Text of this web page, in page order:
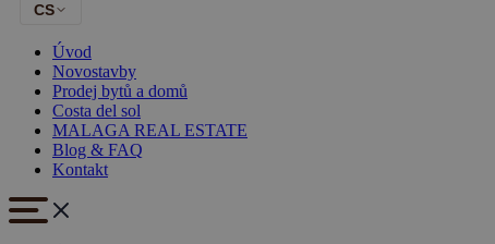
CS
Úvod
Novostavby
Prodej bytů a domů
Costa del sol
MALAGA REAL ESTATE
Blog & FAQ
Kontakt